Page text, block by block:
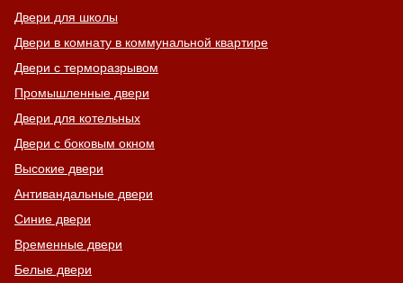
Двери для школы
Двери в комнату в коммунальной квартире
Двери с терморазрывом
Промышленные двери
Двери для котельных
Двери с боковым окном
Высокие двери
Антивандальные двери
Синие двери
Временные двери
Белые двери